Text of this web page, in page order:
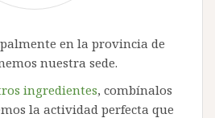
en la provincia de
nuestra sede.
ingredientes, combínalos
la actividad perfecta que